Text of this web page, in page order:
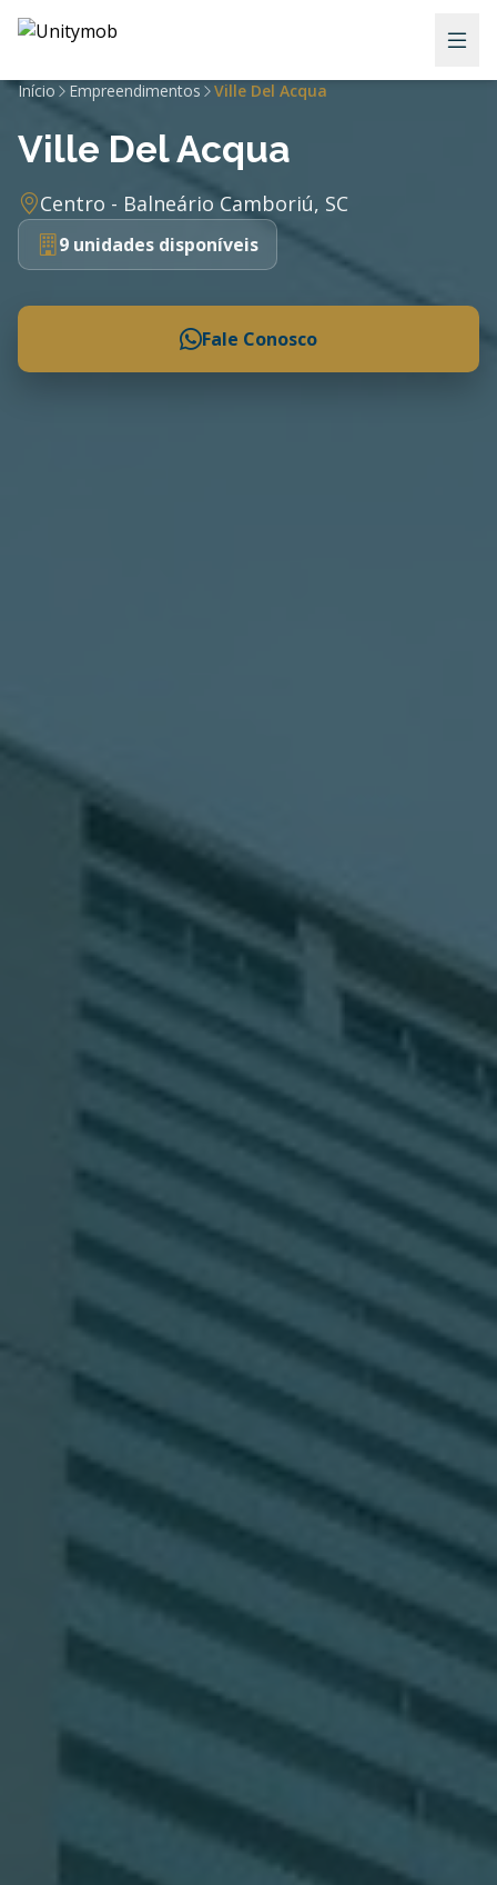
Início Empreendimentos Ville Del Acqua
Ville Del Acqua
Centro - Balneário Camboriú, SC
9 unidades disponíveis
Fale Conosco